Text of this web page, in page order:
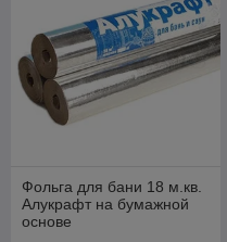
Фольга для бани 18 м.кв.
Алукрафт на бумажной
основе